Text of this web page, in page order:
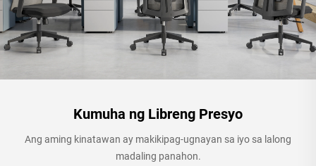
Kumuha ng Libreng Presyo
Ang aming kinatawan ay makikipag-ugnayan sa iyo sa lalong
madaling panahon.